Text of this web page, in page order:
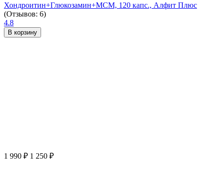
Хондроитин+Глюкозамин+МСМ, 120 капс., Алфит Плюс
(Отзывов: 6)
4.8
В корзину
1 990 ₽ 1 250 ₽